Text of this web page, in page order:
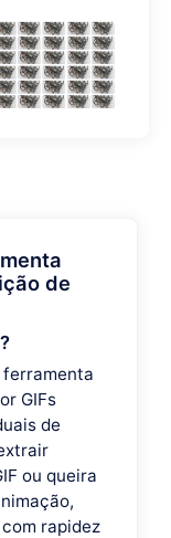
de
ferramenta
GIFs
de
ou queira
rapidez